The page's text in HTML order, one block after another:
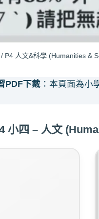
/ P4 人文&科學 (Humanities &
PDF下戴 ：本頁面為小
小四 – 人文